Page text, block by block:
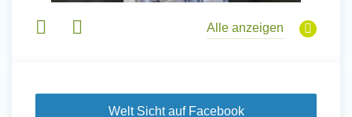
Alle anzeigen
Welt Sicht auf Facebook